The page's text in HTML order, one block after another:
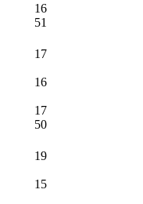
16
51
17
16
17
50
19
15